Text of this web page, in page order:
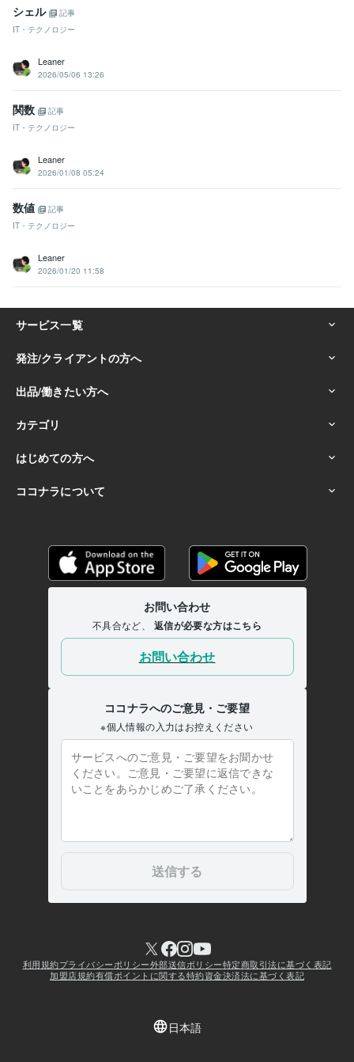
シェル
記事
IT・テクノロジー
Leaner
2026/05/06 13:26
関数
記事
IT・テクノロジー
Leaner
2026/01/08 05:24
数値
記事
IT・テクノロジー
Leaner
2026/01/20 11:58